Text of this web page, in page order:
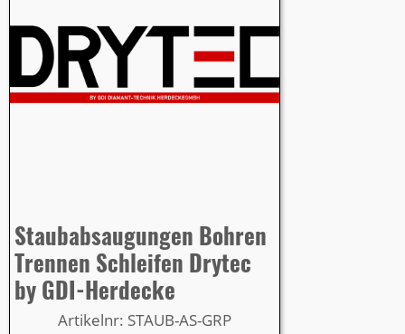
Staubabsaugungen Bohren
Trennen Schleifen Drytec
by GDI-Herdecke
Artikelnr: STAUB-AS-GRP